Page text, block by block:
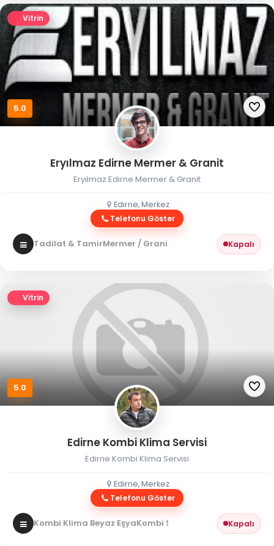
Vitrin
5.0
Eryılmaz Edirne Mermer & Granit
Eryılmaz Edirne Mermer & Granit
Edirne, Merkez
Telefonu Göster
Tadilat & TamirMermer / Granit Kapalı
Vitrin
5.0
Edirne Kombi Klima Servisi
Edirne Kombi Klima Servisi
Edirne, Merkez
Telefonu Göster
Kombi Klima Beyaz EşyaKombi Servisi Kapalı